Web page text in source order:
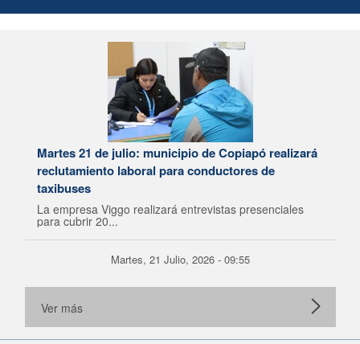
Martes 21 de julio: municipio de Copiapó realizará
reclutamiento laboral para conductores de
taxibuses
La empresa Viggo realizará entrevistas presenciales
para cubrir 20...
Martes, 21 Julio, 2026 - 09:55
Ver más